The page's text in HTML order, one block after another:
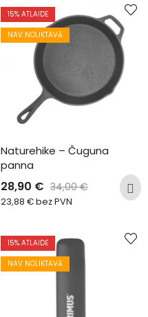
15% ATLAIDE
NAV NOLIKTAVĀ
Naturehike – Čuguna
panna
28,90 € 34,00€
23,88 €bez PVN
15% ATLAIDE
NAV NOLIKTAVĀ